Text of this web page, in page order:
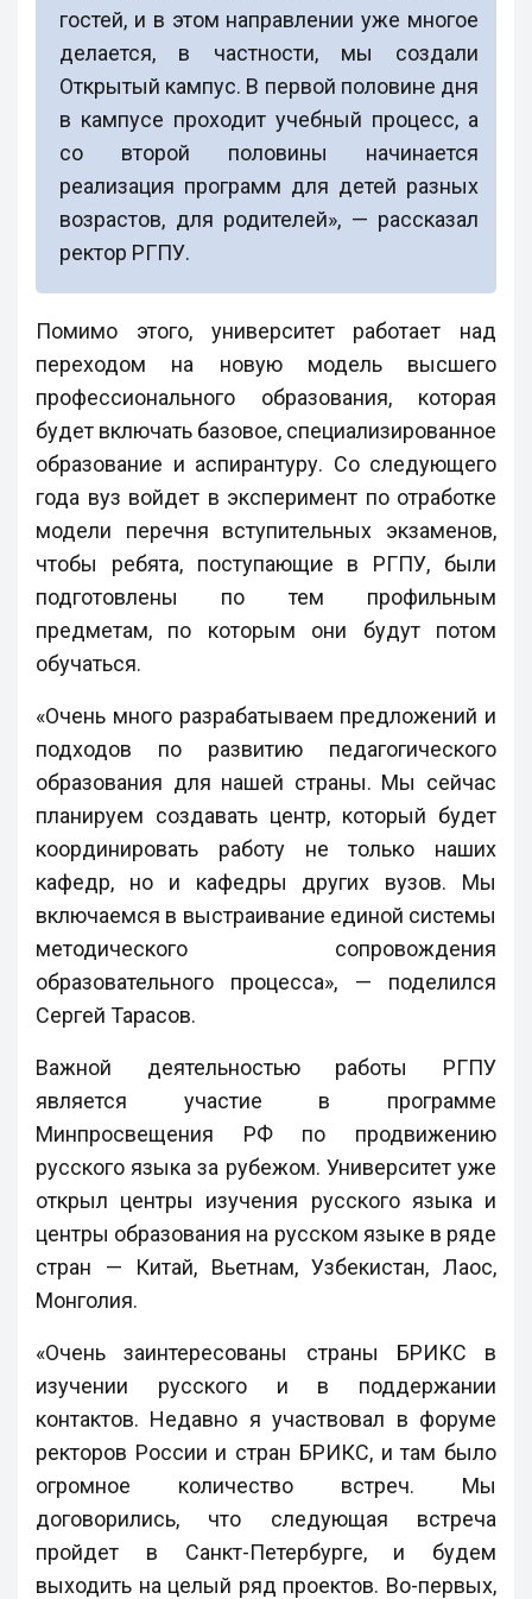
гостей, и в этом направлении уже многое
делается, в частности, мы создали
Открытый кампус. В первой половине дня
в кампусе проходит учебный процесс, а
со второй половины начинается
реализация программ для детей разных
возрастов, для родителей», — рассказал
ректор РГПУ.
Помимо этого, университет работает над
переходом на новую модель высшего
профессионального образования, которая
будет включать базовое, специализированное
образование и аспирантуру. Со следующего
года вуз войдет в эксперимент по отработке
модели перечня вступительных экзаменов,
чтобы ребята, поступающие в РГПУ, были
подготовлены по тем профильным
предметам, по которым они будут потом
обучаться.
«Очень много разрабатываем предложений и
подходов по развитию педагогического
образования для нашей страны. Мы сейчас
планируем создавать центр, который будет
координировать работу не только наших
кафедр, но и кафедры других вузов. Мы
включаемся в выстраивание единой системы
методического сопровождения
образовательного процесса», — поделился
Сергей Тарасов.
Важной деятельностью работы РГПУ
является участие в программе
Минпросвещения РФ по продвижению
русского языка за рубежом. Университет уже
открыл центры изучения русского языка и
центры образования на русском языке в ряде
стран — Китай, Вьетнам, Узбекистан, Лаос,
Монголия.
«Очень заинтересованы страны БРИКС в
изучении русского и в поддержании
контактов. Недавно я участвовал в форуме
ректоров России и стран БРИКС, и там было
огромное количество встреч. Мы
договорились, что следующая встреча
пройдет в Санкт-Петербурге, и будем
выходить на целый ряд проектов. Во-первых,